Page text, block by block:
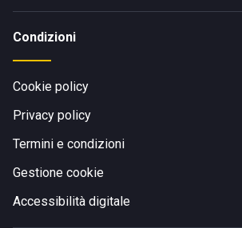
Condizioni
Cookie policy
Privacy policy
Termini e condizioni
Gestione cookie
Accessibilità digitale